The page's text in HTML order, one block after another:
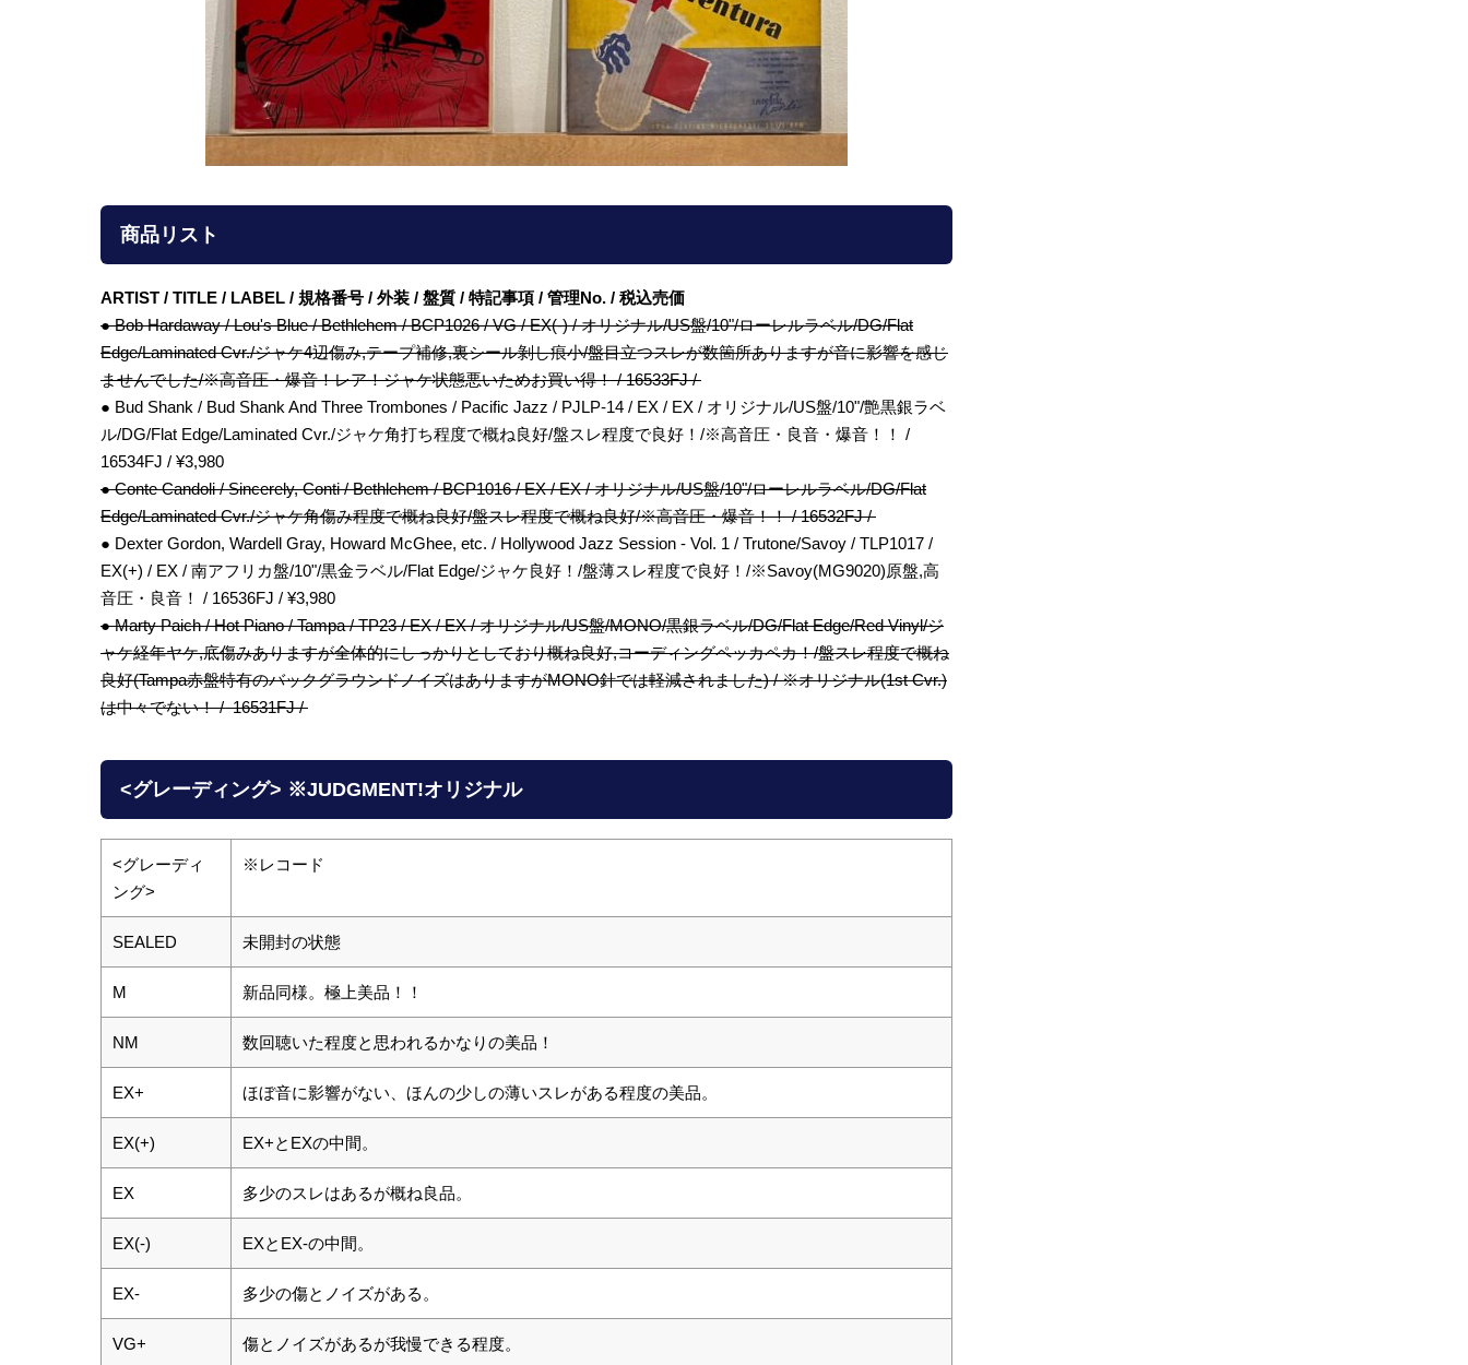
商品リスト
ARTIST / TITLE / LABEL / 規格番号 / 外装 / 盤質 / 特記事項 / 管理No. / 税込売価
● Bob Hardaway / Lou's Blue / Bethlehem / BCP1026 / VG / EX(-) / オリジナル/US盤/10"/ローレルラベル/DG/Flat
Edge/Laminated Cvr./ジャケ4辺傷み,テープ補修,裏シール剝し痕小/盤目立つスレが数箇所ありますが音に影響を感じ
ませんでした/※高音圧・爆音！レア！ジャケ状態悪いためお買い得！ / 16533FJ /
● Bud Shank / Bud Shank And Three Trombones / Pacific Jazz / PJLP-14 / EX / EX / オリジナル/US盤/10"/艶黒銀ラベ
ル/DG/Flat Edge/Laminated Cvr./ジャケ角打ち程度で概ね良好/盤スレ程度で良好！/※高音圧・良音・爆音！！ /
16534FJ / ¥3,980
● Conte Candoli / Sincerely, Conti / Bethlehem / BCP1016 / EX / EX / オリジナル/US盤/10"/ローレルラベル/DG/Flat
Edge/Laminated Cvr./ジャケ角傷み程度で概ね良好/盤スレ程度で概ね良好/※高音圧・爆音！！ / 16532FJ /
● Dexter Gordon, Wardell Gray, Howard McGhee, etc. / Hollywood Jazz Session - Vol. 1 / Trutone/Savoy / TLP1017 /
EX(+) / EX / 南アフリカ盤/10"/黒金ラベル/Flat Edge/ジャケ良好！/盤薄スレ程度で良好！/※Savoy(MG9020)原盤,高
音圧・良音！ / 16536FJ / ¥3,980
● Marty Paich / Hot Piano / Tampa / TP23 / EX / EX / オリジナル/US盤/MONO/黒銀ラベル/DG/Flat Edge/Red Vinyl/ジ
ャケ経年ヤケ,底傷みありますが全体的にしっかりとしており概ね良好,コーディングペッカペカ！/盤スレ程度で概ね
良好(Tampa赤盤特有のバックグラウンドノイズはありますがMONO針では軽減されました) / ※オリジナル(1st Cvr.)
は中々でない！ / 16531FJ /
<グレーディング> ※JUDGMENT!オリジナル
<グレーディ
ング>
※レコード
SEALED 未開封の状態
M 新品同様。極上美品！！
NM 数回聴いた程度と思われるかなりの美品！
EX+ ほぼ音に影響がない、ほんの少しの薄いスレがある程度の美品。
EX(+) EX+とEXの中間。
EX 多少のスレはあるが概ね良品。
EX(-) EXとEX-の中間。
EX- 多少の傷とノイズがある。
VG+ 傷とノイズがあるが我慢できる程度。